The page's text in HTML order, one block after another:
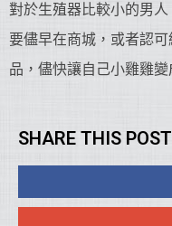
對於生殖器比較小的男人
要儘早在商城，或者認
品，儘快讓自己小雞雞變
SHARE THIS POST